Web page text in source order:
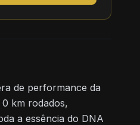
de performance da
km rodados,
a essência do DNA